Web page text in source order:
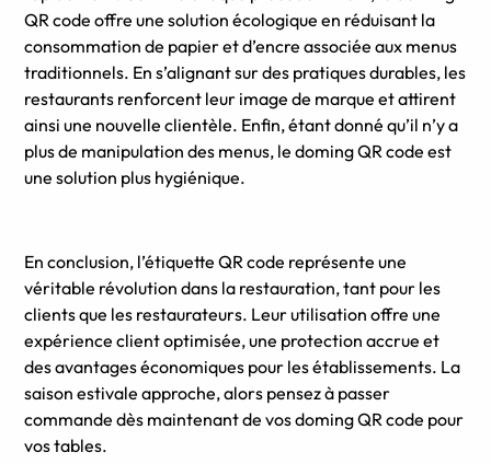
QR code offre une solution écologique en réduisant la
consommation de papier et d’encre associée aux menus
traditionnels. En s’alignant sur des pratiques durables, les
restaurants renforcent leur image de marque et attirent
ainsi une nouvelle clientèle. Enfin, étant donné qu’il n’y a
plus de manipulation des menus, le doming QR code est
une solution plus hygiénique.
En conclusion, l’étiquette QR code représente une
véritable révolution dans la restauration, tant pour les
clients que les restaurateurs. Leur utilisation offre une
expérience client optimisée, une protection accrue et
des avantages économiques pour les établissements. La
saison estivale approche, alors pensez à passer
commande dès maintenant de vos doming QR code pour
vos tables.